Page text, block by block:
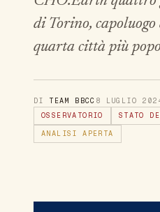
di Torino,
quarta città più
DI TEAM BBCC 8 LUGLIO
OSSERVATORIO
STATO
ANALISI APERTA